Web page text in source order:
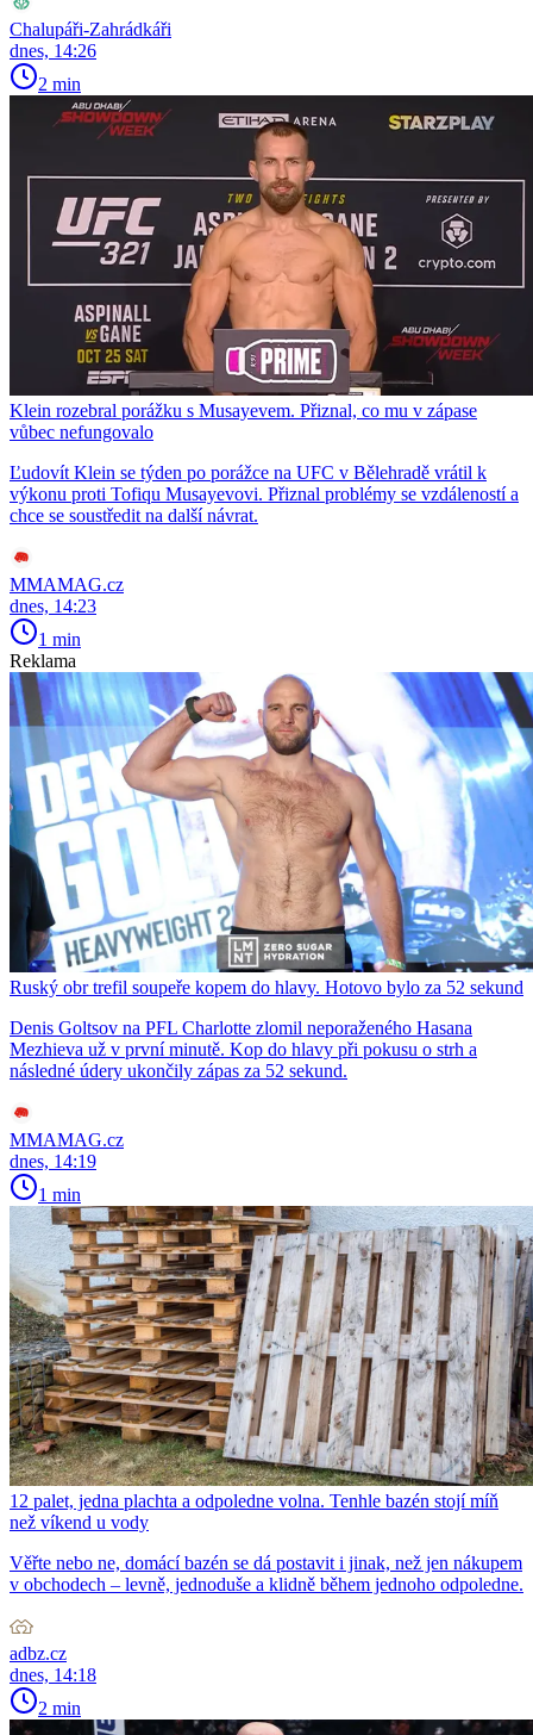
Chalupáři-Zahrádkáři
dnes, 14:26
2 min
Klein rozebral porážku s Musayevem. Přiznal, co mu v zápase
vůbec nefungovalo
Ľudovít Klein se týden po porážce na UFC v Bělehradě vrátil k
výkonu proti Tofiqu Musayevovi. Přiznal problémy se vzdáleností a
chce se soustředit na další návrat.
MMAMAG.cz
dnes, 14:23
1 min
Reklama
Ruský obr trefil soupeře kopem do hlavy. Hotovo bylo za 52 sekund
Denis Goltsov na PFL Charlotte zlomil neporaženého Hasana
Mezhieva už v první minutě. Kop do hlavy při pokusu o strh a
následné údery ukončily zápas za 52 sekund.
MMAMAG.cz
dnes, 14:19
1 min
12 palet, jedna plachta a odpoledne volna. Tenhle bazén stojí míň
než víkend u vody
Věřte nebo ne, domácí bazén se dá postavit i jinak, než jen nákupem
v obchodech – levně, jednoduše a klidně během jednoho odpoledne.
adbz.cz
dnes, 14:18
2 min